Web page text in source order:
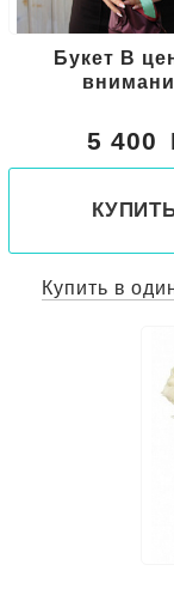
Букет В
5 400
Купить в